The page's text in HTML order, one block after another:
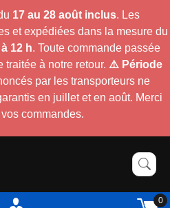
17 au 28 août inclus. Les
et expédiées dans la mesure du
12 h. Toute commande passée
traitée à notre retour. ⚠️ Période
par les transporteurs ne
en juillet et en août. Merci
commandes.
0